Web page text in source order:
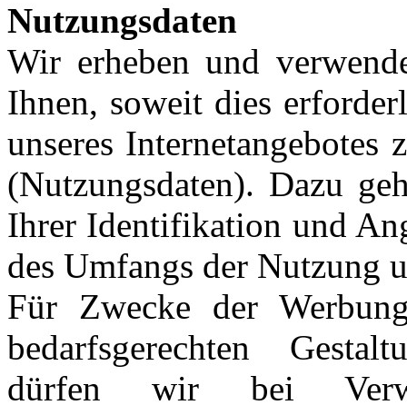
Nutzungsdaten
Wir erheben und
Ihnen, soweit dies
unseres Internetangebotes
(Nutzungsdaten). Dazu
Ihrer Identifikation und
des Umfangs der Nutzung
Für Zwecke der
bedarfsgerechten
dürfen wir bei